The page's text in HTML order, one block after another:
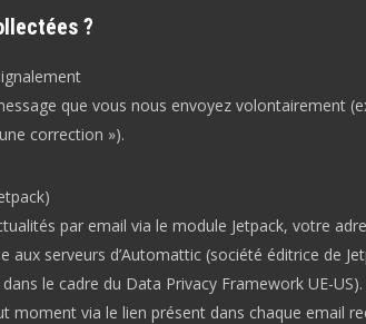
?
que vous nous envoyez volontairement
correction »).
par email via le module Jetpack, votre
aux serveurs d’Automattic (société éditrice de
le cadre du Data Privacy Framework UE-US).
moment via le lien présent dans chaque email